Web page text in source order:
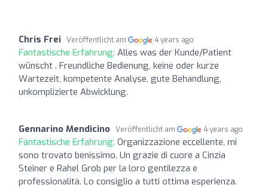
Chris Frei Veröffentlicht am 4 years ago
Fantastische Erfahrung: Alles was der Kunde/Patient
wünscht . Freundliche Bedienung, keine oder kurze
Wartezeit, kompetente Analyse, gute Behandlung,
unkomplizierte Abwicklung.
Gennarino Mendicino Veröffentlicht am 4 years ago
Fantastische Erfahrung: Organizzazione eccellente, mi
sono trovato benissimo. Un grazie di cuore a Cinzia
Steiner e Rahel Grob per la loro gentilezza e
professionalità. Lo consiglio a tutti ottima esperienza.